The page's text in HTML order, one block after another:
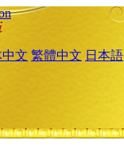
文 繁體中文 日本語